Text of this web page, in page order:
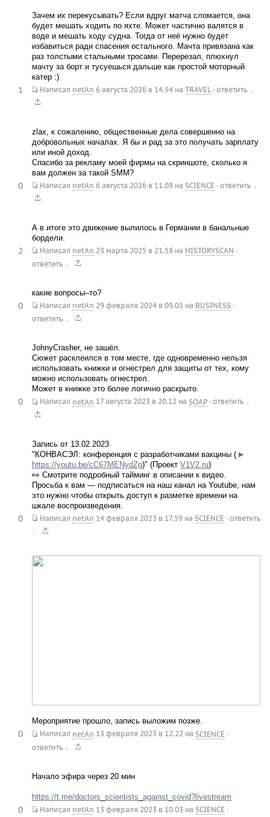
Зачем их перекусывать? Если вдруг матча сломается, она
будет мешать ходить по яхте. Может частично валятся в
воде и мешать ходу судна. Тогда от неё нужно будет
избавиться ради спасения остального. Мачта привязана как
раз толстыми стальными тросами. Перерезал, плюхнул
мачту за борт и тусуешься дальше как простой моторный
катер :)
Написал netAn 6 августа 2026 в 14.54на TRAVEL · ответить .
1
zlax, к сожалению, общественные дела совершенно на
добровольных началах. Я бы и рад за это получать зарплату
или иной доход.
Спасибо за рекламу моей фирмы на скриншоте, сколько я
вам должен за такой SMM?
Написал netAn 6 августа 2026 в 11.08на SCIENCE · ответить .
0
А в итоге это движение вылилось в Германии в банальные
бордели.
Написал netAn 23 марта 2025 в 21.58на HISTORYSCAN ·
ответить .
2
какие вопросы–то?
Написал netAn 29 февраля 2024 в 09.05 на BUSINESS ·
ответить .
0
JohnyCrasher, не зашёл.
Сюжет расклеился в том месте, где одновременно нельзя
использовать книжки и огнестрел для защиты от тех, кому
можно использовать огнестрел.
Может в книжке это более логично раскрыто.
Написал netAn 17 августа 2023 в 20.12 на SOAP · ответить .
0
Запись от 13.02.2023
"КОНВАСЭЛ: конференция с разработчиками вакцины ( ▶
https://youtu.be/cC67MENydZg)" (Проект V1V2.ru)
👀 Смотрите подробный тайминг в описании к видео.
Просьба к вам — подписаться на наш канал на Youtube, нам
это нужно чтобы открыть доступ к разметке времени на
шкале воспроизведения.
Написал netAn 14 февраля 2023 в 17.59на SCIENCE · ответить
.
0
Мероприятие прошло, запись выложим позже.
Написал netAn 13 февраля 2023 в 12.22 на SCIENCE ·
ответить .
0
Начало эфира через 20 мин
https://t.me/doctors_scientists_against_covid?livestream
Написал netAn 13 февраля 2023 в 10.03 на SCIENCE ·
0